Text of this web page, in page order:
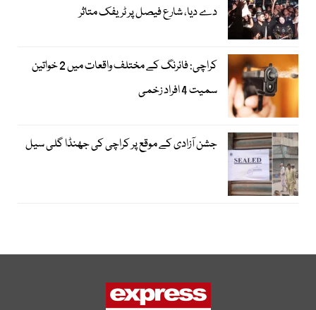
دے دیا، شارع فیصل پر ٹریفک متاثر
کراچی: فائرنگ کے مختلف واقعات میں 2 خواتین
سمیت 4 افراد زخمی
جشن آزادی کے موقع پر کراچی کی جھنڈا گلی سیل